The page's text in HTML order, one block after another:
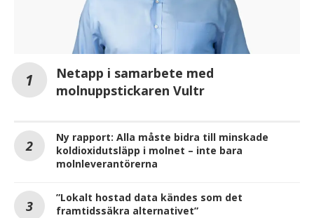
Netapp i samarbete med
molnuppstickaren Vultr
Ny rapport: Alla måste bidra till minskade
koldioxidutsläpp i molnet – inte bara
molnleverantörerna
”Lokalt hostad data kändes som det
framtidssäkra alternativet”